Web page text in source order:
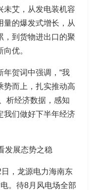
未艾，从发电装机容
量的爆发式增长，从
，到货物进出口的聚
优。
年贺词中强调，“我
势而上，扎实推动高
析经济数据，感知
我们做好下半年经济
发展态势之稳
，龙源电力海南东
。待8月风电场全部